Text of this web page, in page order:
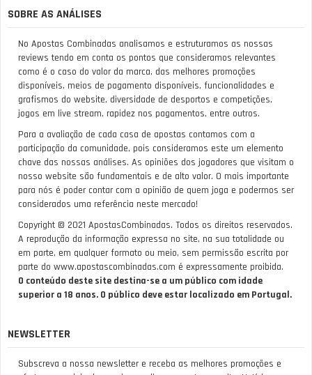
SOBRE AS ANÁLISES
No Apostas Combinadas analisamos e estruturamos as nossas
reviews tendo em conta os pontos que consideramos relevantes
como é o caso do valor da marca, das melhores promoções
disponíveis, meios de pagamento disponíveis, funcionalidades e
grafismos do website, diversidade de desportos e competições,
jogos em live stream, rapidez nos pagamentos, entre outros.
Para a avaliação de cada casa de apostas contamos com a
participação da comunidade, pois consideramos este um elemento
chave das nossas análises. As opiniões dos jogadores que visitam o
nosso website são fundamentais e de alto valor. O mais importante
para nós é poder contar com a opinião de quem joga e podermos ser
considerados uma referência neste mercado!
Copyright © 2021 ApostasCombinadas. Todos os direitos reservados.
A reprodução da informação expressa no site, na sua totalidade ou
em parte, em qualquer formato ou meio, sem permissão escrita por
parte do www.apostascombinadas.com é expressamente proibida.
O conteúdo deste site destina-se a um público com idade
superior a 18 anos. O público deve estar localizado em Portugal.
NEWSLETTER
Subscreva a nossa newsletter e receba as melhores promoções e